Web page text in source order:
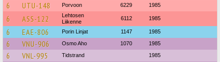
6 UTU-148 Porvoon 6229 1985
6 ASS-122
Lehtosen
Liikenne
6112 1985
6 EAE-806 Porin Linjat 1147 1985
6 VNU-906 Osmo Aho 1070 1985
6 VNL-995 Tidstrand 1985